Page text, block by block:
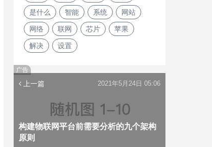
是什么 智能 系统 网站
网络 联网 芯片 苹果
解决 设置
广告
上一篇
构建物联网平台前需要分析的九个架构
原则
2021年5月24日 05:06